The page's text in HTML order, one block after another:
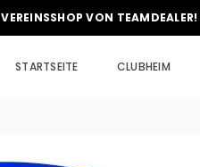
VEREINSSHOP VON TEAMDEALER!
STARTSEITE CLUBHEIM